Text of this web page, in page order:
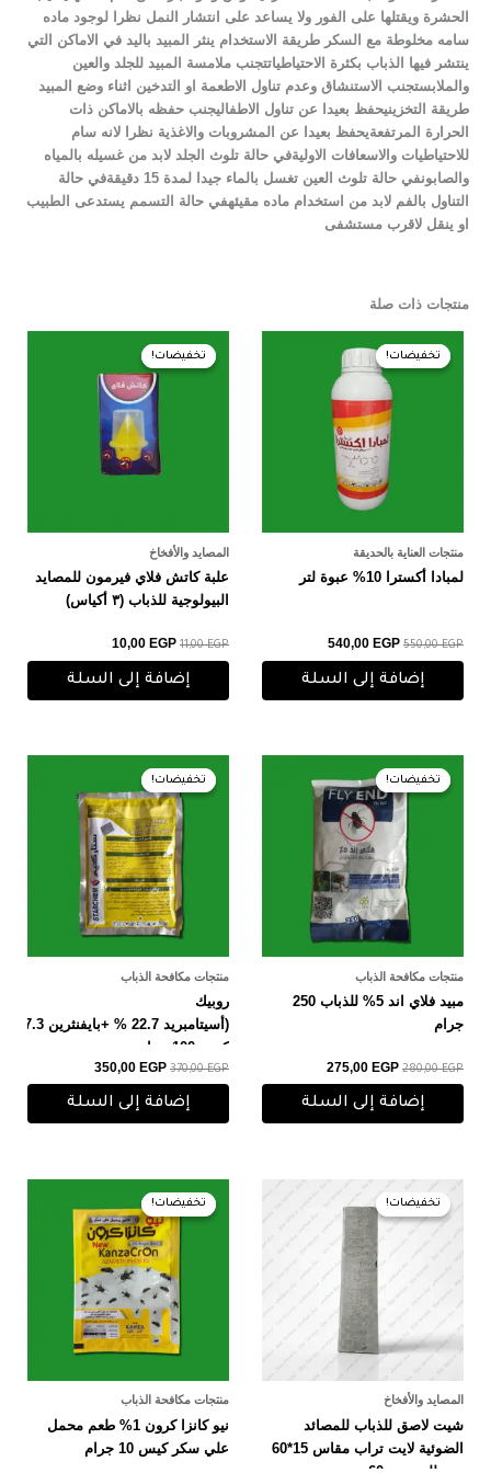
الحشرة ويقتلها على الفور ولا يساعد على انتشار النمل نظرا لوجود ماده
سامه مخلوطة مع السكر طريقة الاستخدام ينثر المبيد باليد في الاماكن التي
ينتشر فيها الذباب بكثرة الاحتياطياتتجنب ملامسة المبيد للجلد والعين
والملابستجنب الاستنشاق وعدم تناول الاطعمة او التدخين اثناء وضع المبيد
طريقة التخزينيحفظ بعيدا عن تناول الاطفاليجنب حفظه بالاماكن ذات
الحرارة المرتفعةيحفظ بعيدا عن المشروبات والاغذية نظرا لانه سام
للاحتياطيات والاسعافات الاوليةفي حالة تلوث الجلد لابد من غسيله بالمياه
والصابونفي حالة تلوث العين تغسل بالماء جيدا لمدة 15 دقيقةفي حالة
التناول بالفم لابد من استخدام ماده مقيئهفي حالة التسمم يستدعى الطبيب
او ينقل لاقرب مستشفى
منتجات ذات صلة
تخفيضات!
تخفيضات!
منتجات العناية بالحديقة
لمبادا أكسترا 10% عبوة لتر
550,00EGP
السعر
الأصلي
هو:
550,00 EGP.
540,00 EGP
السعر
إضافة إلى السلة
تخفيضات!
تخفيضات!
المصايد والأفخاخ
علبة كاتش فلاي فيرمون للمصايد
البيولوجية للذباب (٣ أكياس)
11,00EGP
السعر
الأصلي
هو:
11,00 EGP.
10,00 EGP
السعر
10,00 EGP.
إضافة إلى السلة
تخفيضات!
تخفيضات!
منتجات مكافحة الذباب
مبيد فلاي اند 5% للذباب 250
جرام
280,00EGP
السعر
الأصلي
هو:
280,00 EGP.
275,00 EGP
السعر
هو:
275,00 EGP.
إضافة إلى السلة
تخفيضات!
تخفيضات!
منتجات مكافحة الذباب
روبيك
كيس 100 جرام
370,00EGP
السعر
الأصلي
هو:
370,00 EGP.
350,00 EGP
السعر
هو:
350,00 EGP.
إضافة إلى السلة
تخفيضات!
تخفيضات!
المصايد والأفخاخ
شيت لاصق للذباب للمصائد
الضوئية لايت تراب مقاس 15*60
السعر
الأصلي
هو:
السعر
الحالي
تخفيضات!
تخفيضات!
منتجات مكافحة الذباب
نيو كانزا كرون 1% طعم محمل
علي سكر كيس 10 جرام
السعر
الأصلي
هو:
30,00 EGP.
السعر
هو:
25,00 EGP.